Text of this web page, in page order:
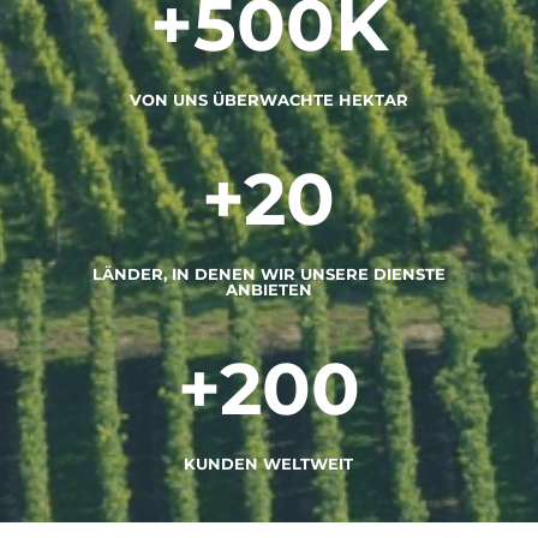
+500K
VON UNS ÜBERWACHTE HEKTAR
+20
LÄNDER, IN DENEN WIR UNSERE DIENSTE
ANBIETEN
+200
KUNDEN WELTWEIT